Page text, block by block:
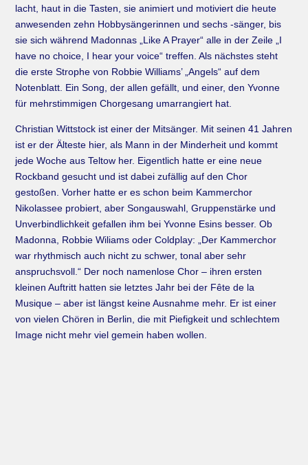
lacht, haut in die Tasten, sie animiert und motiviert die heute
anwesenden zehn Hobbysängerinnen und sechs -sänger, bis
sie sich während Madonnas „Like A Prayer“ alle in der Zeile „I
have no choice, I hear your voice“ treffen. Als nächstes steht
die erste Strophe von Robbie Williams’ „Angels“ auf dem
Notenblatt. Ein Song, der allen gefällt, und einer, den Yvonne
für mehrstimmigen Chorgesang umarrangiert hat.
Christian Wittstock ist einer der Mitsänger. Mit seinen 41 Jahren
ist er der Älteste hier, als Mann in der Minderheit und kommt
jede Woche aus Teltow her. Eigentlich hatte er eine neue
Rockband gesucht und ist dabei zufällig auf den Chor
gestoßen. Vorher hatte er es schon beim Kammerchor
Nikolassee probiert, aber Songauswahl, Gruppenstärke und
Unverbindlichkeit gefallen ihm bei Yvonne Esins besser. Ob
Madonna, Robbie Wiliams oder Coldplay: „Der Kammerchor
war rhythmisch auch nicht zu schwer, tonal aber sehr
anspruchsvoll.“ Der noch namenlose Chor – ihren ersten
kleinen Auftritt hatten sie letztes Jahr bei der Fête de la
Musique – aber ist längst keine Ausnahme mehr. Er ist einer
von vielen Chören in Berlin, die mit Piefigkeit und schlechtem
Image nicht mehr viel gemein haben wollen.